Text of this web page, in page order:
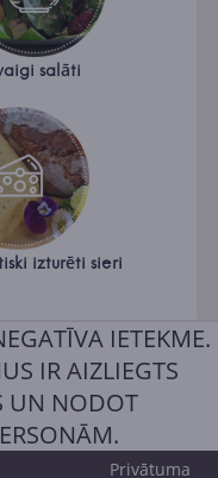
salāti
izturēti sieri
IETEKME.
IR AIZLIEGTS
UN NODOT
Privātuma